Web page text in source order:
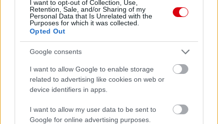
I want to opt-out of Collection, Use,
Retention, Sale, and/or Sharing of my
Personal Data that Is Unrelated with the
Purposes for which it was collected.
Opted Out
Google consents
I want to allow Google to enable storage
related to advertising like cookies on web or
device identifiers in apps.
I want to allow my user data to be sent to
Google for online advertising purposes.